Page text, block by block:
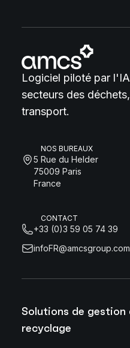
Logiciel piloté par
secteurs des
transport.
NOS BUREAUX
5 Rue du Helder
75009 Paris
France
CONTACT
+33 (0)3 59 05 74 39
infoFR@amcsgroup.com
Solutions de gestion
recyclage